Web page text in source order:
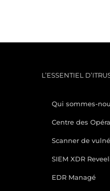
L’ESSENTIEL
Qui sommes-
Centre des
Scanner de
SIEM XDR
EDR Managé